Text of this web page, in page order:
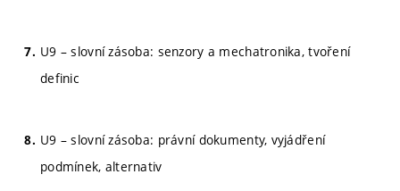
U9 – slovní zásoba: senzory a mechatronika, tvoření
definic
U9 – slovní zásoba: právní dokumenty, vyjádření
podmínek, alternativ